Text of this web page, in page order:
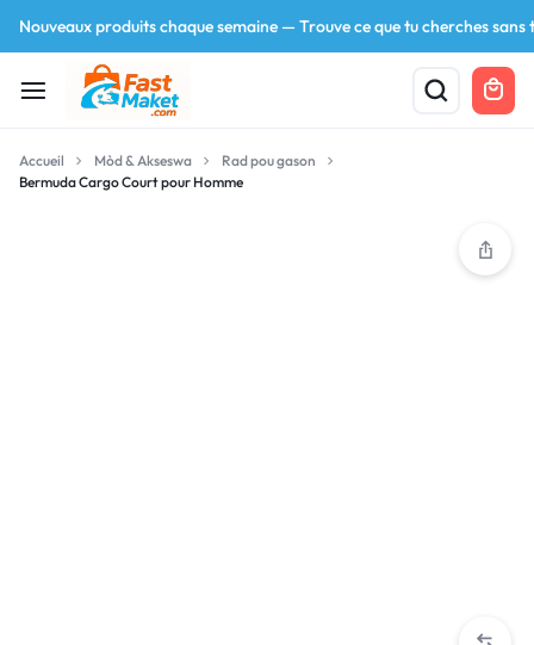
Nouveaux produits chaque semaine — Trouve ce que tu cherches sans
Accueil Mòd & Akseswa
Rad pou gason
Bermuda Cargo Court pour Homme